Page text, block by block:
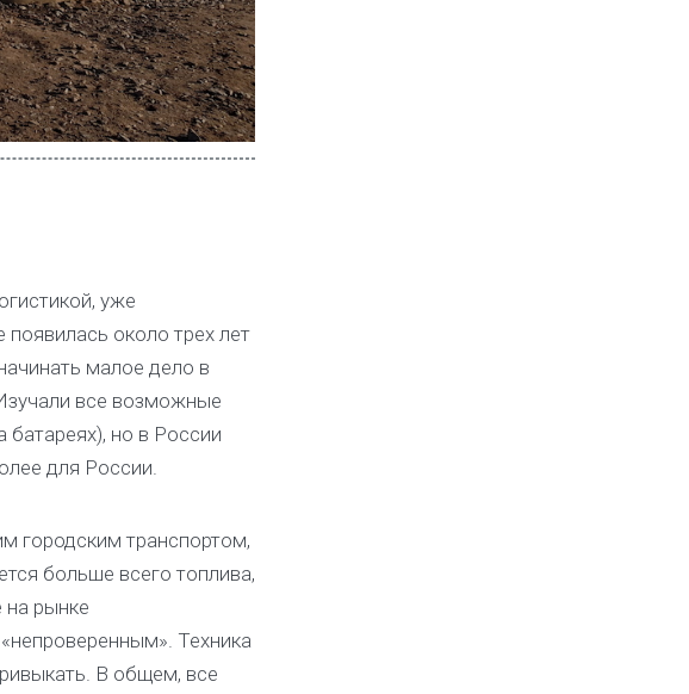
уже
около трех лет
малое дело в
все возможные
но в России
для России.
городским транспортом,
больше всего топлива,
на рынке
Техника
В общем, все